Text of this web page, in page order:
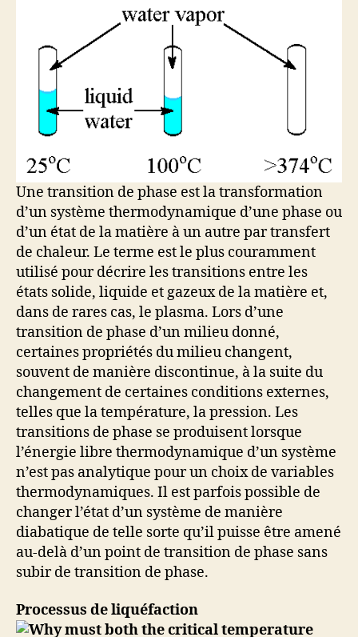
Une transition de phase est la transformation
d’un système thermodynamique d’une phase ou
d’un état de la matière à un autre par transfert
de chaleur. Le terme est le plus couramment
utilisé pour décrire les transitions entre les
états solide, liquide et gazeux de la matière et,
dans de rares cas, le plasma. Lors d’une
transition de phase d’un milieu donné,
certaines propriétés du milieu changent,
souvent de manière discontinue, à la suite du
changement de certaines conditions externes,
telles que la température, la pression. Les
transitions de phase se produisent lorsque
l’énergie libre thermodynamique d’un système
n’est pas analytique pour un choix de variables
thermodynamiques. Il est parfois possible de
changer l’état d’un système de manière
diabatique de telle sorte qu’il puisse être amené
au-delà d’un point de transition de phase sans
subir de transition de phase.
Processus de liquéfaction